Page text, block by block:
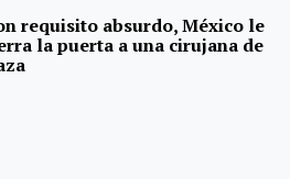
requisito absurdo, México le
la puerta a una cirujana de